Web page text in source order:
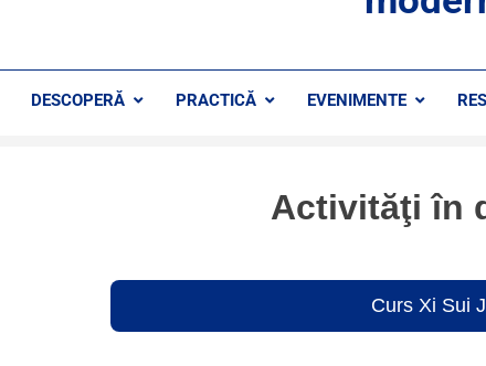
DESCOPERĂ PRACTICĂ EVENIMENTE
Activităţi în
Curs Xi Sui